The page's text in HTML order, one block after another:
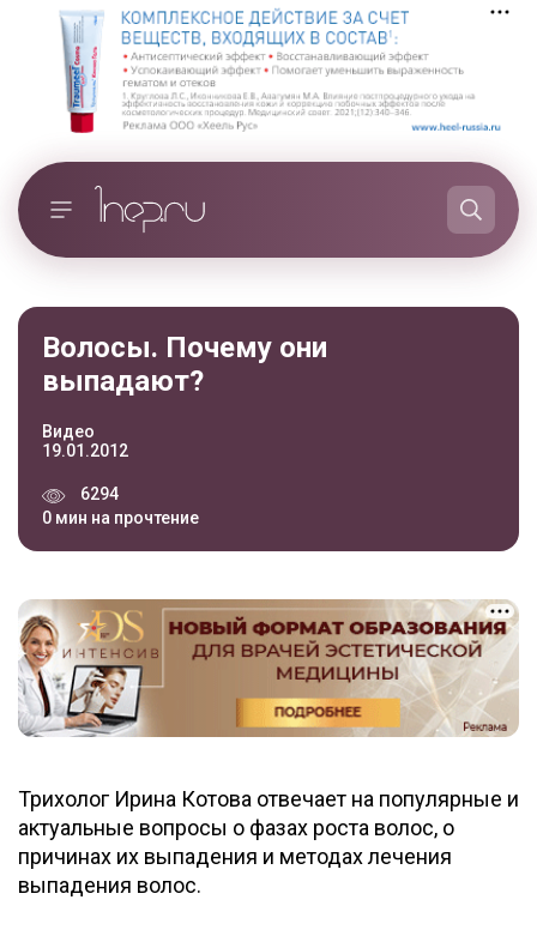
Волосы. Почему они
выпадают?
Видео
19.01.2012
6294
0 мин на прочтение
Трихолог Ирина Котова отвечает на популярные и
актуальные вопросы о фазах роста волос, о
причинах их выпадения и методах лечения
выпадения волос.